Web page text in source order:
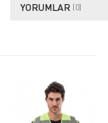
YORUMLAR (0)